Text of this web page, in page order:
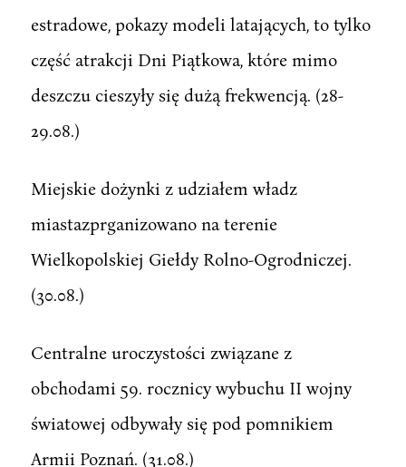
estradowe, pokazy modeli latających, to tylko
część atrakcji Dni Piątkowa, które mimo
deszczu cieszyły się dużą frekwencją. (28-
29.08.)
Miejskie dożynki z udziałem władz
miastazprganizowano na terenie
Wielkopolskiej Giełdy Rolno-Ogrodniczej.
(30.08.)
Centralne uroczystości związane z
obchodami 59. rocznicy wybuchu II wojny
światowej odbywały się pod pomnikiem
Armii Poznań. (31.08.)